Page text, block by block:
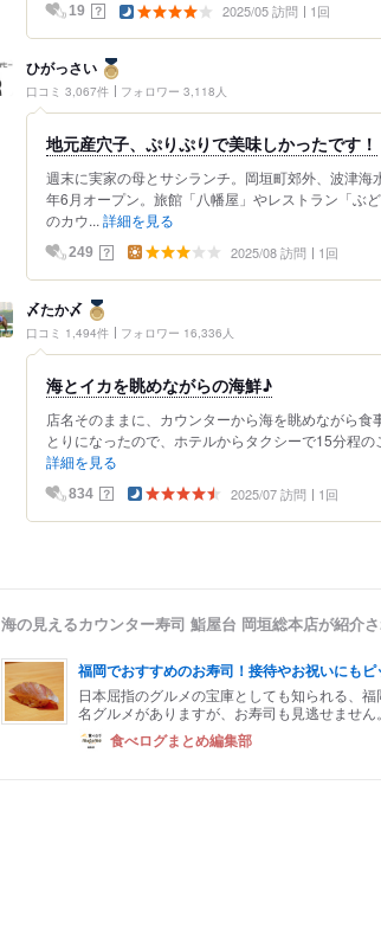
19 ？ 2025/05 訪問 1回
ひがっさい
口コミ 3,067件 フォロワー 3,118人
地元産穴子、ぷりぷりで美味しかったです！
週末に実家の母とサシランチ。岡垣町郊外、波津
年6月オープン。旅館「八幡屋」やレストラン「ぶ
のカウ... 詳細を見る
249 ？ 2025/08 訪問 1回
〆たか〆
口コミ 1,494件 フォロワー 16,336人
海とイカを眺めながらの海鮮♪
店名そのままに、カウンターから海を眺めながら
とりになったので、ホテルからタクシーで15分程
詳細を見る
834 ？ 2025/07 訪問 1回
海の見えるカウンター寿司 鮨屋台 岡垣総本店が紹介
福岡でおすすめのお寿司！接待やお祝いにも
日本屈指のグルメの宝庫としても知られる、
名グルメがありますが、お寿司も見逃せませ
食べログまとめ編集部